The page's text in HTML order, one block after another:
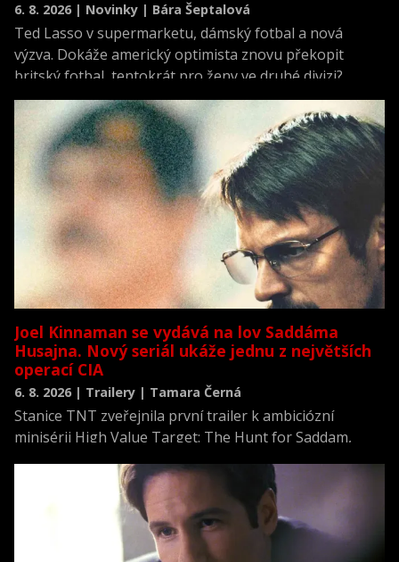
6. 8. 2026 | Novinky | Bára Šeptalová
Ted Lasso v supermarketu, dámský fotbal a nová
výzva. Dokáže americký optimista znovu překopit
britský fotbal, tentokrát pro ženy ve druhé divizi?
Joel Kinnaman se vydává na lov Saddáma
Husajna. Nový seriál ukáže jednu z největších
operací CIA
6. 8. 2026 | Trailery | Tamara Černá
Stanice TNT zveřejnila první trailer k ambiciózní
minisérii High Value Target: The Hunt for Saddam,
novodobých dějin.